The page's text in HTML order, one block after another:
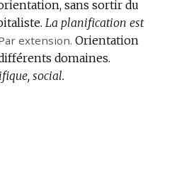
sans sortir du
La planification est
extension. Orientation
domaines.
social.